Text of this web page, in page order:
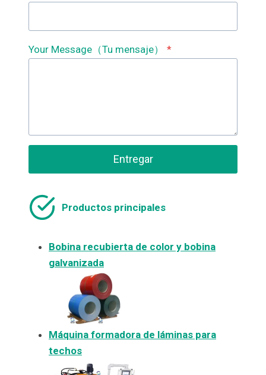
Your Message（Tu mensaje） *
Entregar
Productos principales
Bobina recubierta de color y bobina
galvanizada
Máquina formadora de láminas para
techos